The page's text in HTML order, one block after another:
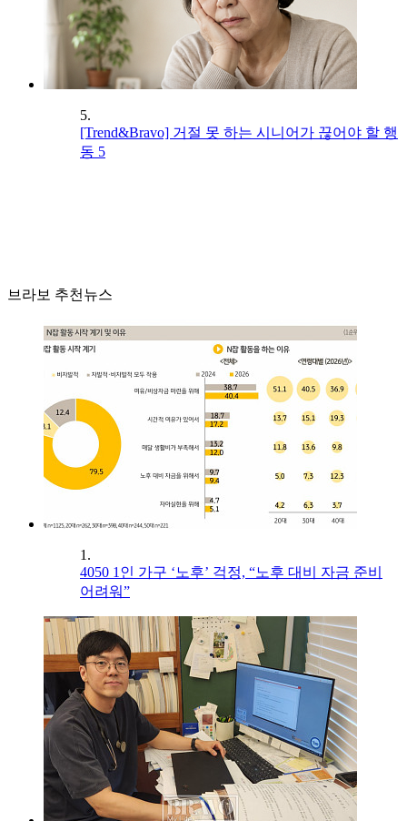
5.
[Trend&Bravo] 거절 못 하는 시니어가 끊어야 할 행
동 5
브라보 추천뉴스
1.
4050 1인 가구 ‘노후’ 걱정, “노후 대비 자금 준비
어려워”